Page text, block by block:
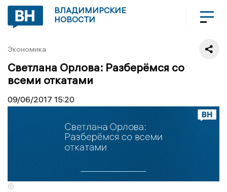
ВЛАДИМИРСКИЕ
НОВОСТИ
Экономика
Светлана Орлова: Разберёмся со
всеми откатами
09/06/2017 15:20
©